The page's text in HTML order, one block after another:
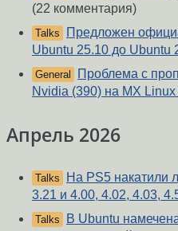
(22 комментария)
Talks
Предложен
Ubuntu 25.10 до Ubuntu
General
Проблема с
Nvidia (390) на MX Linux
Апрель 2026
Talks
На PS5 накатили
3.21 и 4.00, 4.02, 4.03,
Talks
В Ubuntu